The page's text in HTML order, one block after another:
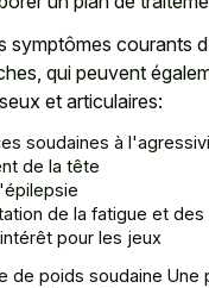
symptômes courants
qui peuvent
et articulaires:
soudaines à
de la tête
de la fatigue et
pour les jeux
de poids soudaine Une